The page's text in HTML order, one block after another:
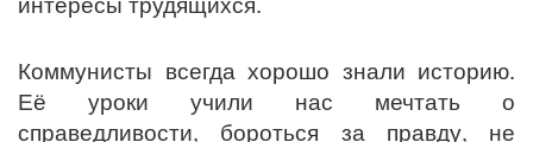
Коммунисты всегда хорошо знали историю.
Её уроки учили нас мечтать о
справедливости, бороться за правду, не